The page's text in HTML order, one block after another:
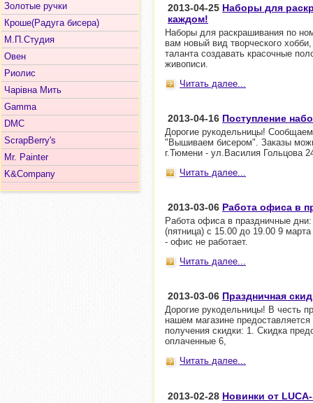
Золотые ручки
Кроше(Радуга бисера)
М.П.Студия
Овен
Риолис
Чарiвна Мить
Gamma
DMC
ScrapBerry's
Mr. Painter
K&Company
2013-04-25 Наборы для
каждом!
Наборы для раскрашивания по
вам новый вид творческого
таланта создавать красочные
живописи.
Читать далее...
2013-04-16 Поступление
Дорогие рукодельницы!
"Вышиваем бисером". Заказы
г.Тюмени - ул.Василия Гольцова
Читать далее...
2013-03-06 Работа офиса в
Работа офиса в праздничные
(пятница) с 15.00 до 19.00 9
- офис не работает.
Читать далее...
2013-03-06 Праздничная
Дорогие рукодельницы! В честь
нашем магазине
получения скидки: 1. Скидка
оплаченные 6,
Читать далее...
2013-02-28 Новинки от